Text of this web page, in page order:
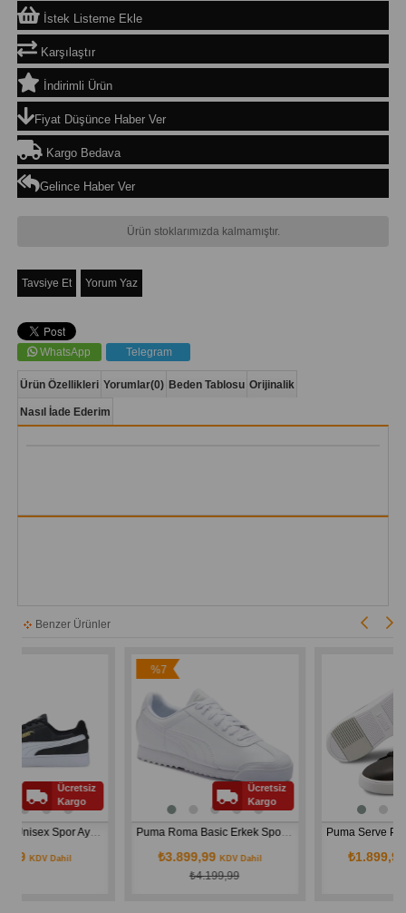
İstek Listeme Ekle
Karşılaştır
İndirimli Ürün
Fiyat Düşünce Haber Ver
Kargo Bedava
Gelince Haber Ver
Ürün stoklarımızda kalmamıştır.
Tavsiye Et Yorum Yaz
WhatsApp Telegram
Ürün Özellikleri Yorumlar(0) Beden Tablosu Orijinalik
Nasıl İade Ederim
Benzer Ürünler
Puma Shuffle Unisex Spor Ayakkabı 309668-04
Dahil
Ücretsiz
Kargo
Puma Roma Basic Erkek Spor Ayakkabı BEYAZ 35357221
₺3.899,99KDV Dahil
₺4.199,99
Ücretsiz
Kargo
₺1.899,99KDV